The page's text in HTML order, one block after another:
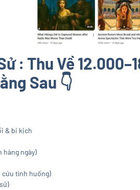
: Thu Về
Sau 👇
& bi kịch
ngày)
cứu tình huống)